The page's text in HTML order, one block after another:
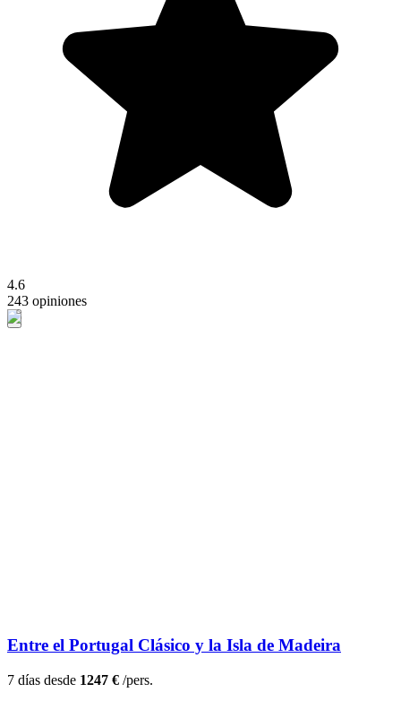
4.6
243 opiniones
Entre el Portugal Clásico y la Isla de Madeira
7 días desde 1247 € /pers.